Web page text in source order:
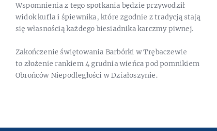
Wspomnienia z tego spotkania będzie przywodził
widok kufla i śpiewnika, które zgodnie z tradycją stają
się własnością każdego biesiadnika karczmy piwnej.
Zakończenie świętowania Barbórki w Trębaczewie
to złożenie rankiem 4 grudnia wieńca pod pomnikiem
Obrońców Niepodległości w Działoszynie.